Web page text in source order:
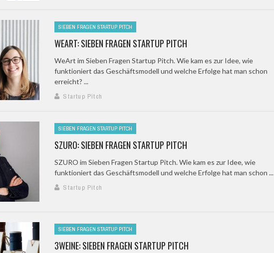
SIEBEN FRAGEN STARTUP PITCH
WEART: SIEBEN FRAGEN STARTUP PITCH
WeArt im Sieben Fragen Startup Pitch. Wie kam es zur Idee, wie
funktioniert das Geschäftsmodell und welche Erfolge hat man schon
erreicht? ...
Startup Pitch
SIEBEN FRAGEN STARTUP PITCH
SZURO: SIEBEN FRAGEN STARTUP PITCH
SZURO im Sieben Fragen Startup Pitch. Wie kam es zur Idee, wie
funktioniert das Geschäftsmodell und welche Erfolge hat man schon ...
Startup Pitch
SIEBEN FRAGEN STARTUP PITCH
3WEINE: SIEBEN FRAGEN STARTUP PITCH